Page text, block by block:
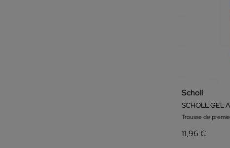
Scholl
Trousse de
11,96 €